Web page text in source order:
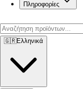
Πληροφορίες
🇬🇷Ελληνικά